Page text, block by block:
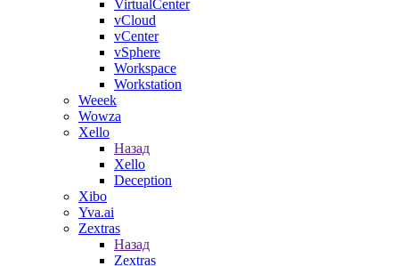
VirtualCenter
vCloud
vCenter
vSphere
Workspace
Workstation
Weeek
Wowza
Xello
Назад
Xello
Deception
Xibo
Yva.ai
Zextras
Назад
Zextras